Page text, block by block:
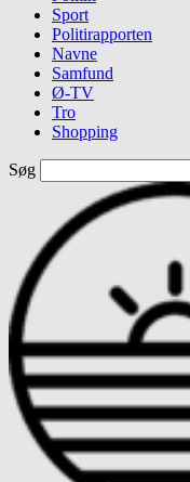
Sport
Politirapporten
Navne
Samfund
Ø-TV
Tro
Shopping
Søg